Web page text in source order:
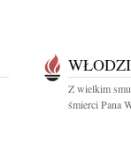
Z wielkim
śmierci Pana